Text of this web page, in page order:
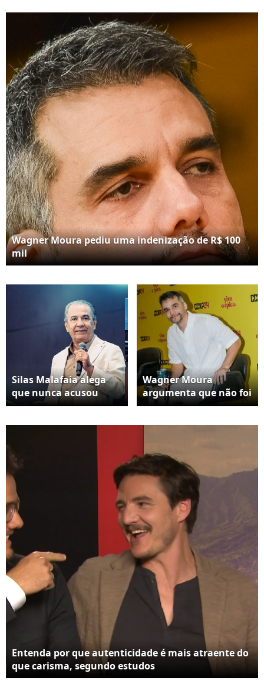
social X. As
informações são do
portal Metrópoles
Wagner Moura pediu uma indenização de R$ 100
mil
Silas Malafaia alega
que nunca acusou
Wagner Moura de
corrupção de alguma
coisa? Nenhuma’
Wagner Moura
argumenta que não foi
responsável pela
Entenda por que autenticidade é mais atraente do
que carisma, segundo estudos